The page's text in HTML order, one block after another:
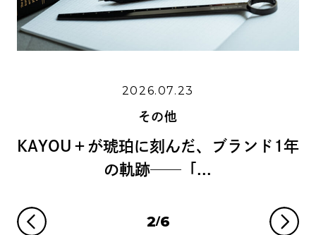
んだ、ブランド1年
リグラフィー
3/6